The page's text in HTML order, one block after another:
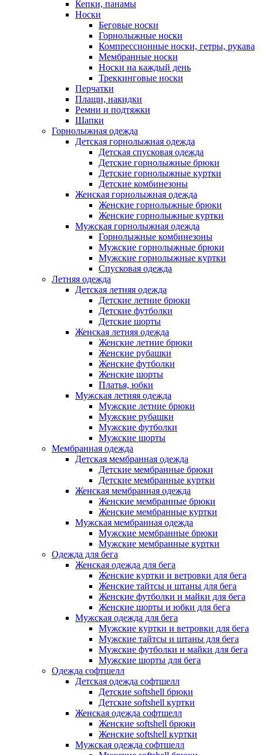
Кепки, панамы
Носки
Беговые носки
Горнолыжные носки
Компрессионные носки, гетры, рукава
Мембранные носки
Носки на каждый день
Треккинговые носки
Перчатки
Плащи, накидки
Ремни и подтяжки
Шапки
Горнолыжная одежда
Детская горнолыжная одежда
Детская спусковая одежда
Детские горнолыжные брюки
Детские горнолыжные куртки
Детские комбинезоны
Женская горнолыжная одежда
Женские горнолыжные брюки
Женские горнолыжные куртки
Мужская горнолыжная одежда
Горнолыжные комбинезоны
Мужские горнолыжные брюки
Мужские горнолыжные куртки
Спусковая одежда
Летняя одежда
Детская летняя одежда
Детские летние брюки
Детские футболки
Детские шорты
Женская летняя одежда
Женские летние брюки
Женские рубашки
Женские футболки
Женские шорты
Платья, юбки
Мужская летняя одежда
Мужские летние брюки
Мужские рубашки
Мужские футболки
Мужские шорты
Мембранная одежда
Детская мембранная одежда
Детские мембранные брюки
Детские мембранные куртки
Женская мембранная одежда
Женские мембранные брюки
Женские мембранные куртки
Мужская мембранная одежда
Мужские мембранные брюки
Мужские мембранные куртки
Одежда для бега
Женская одежда для бега
Женские куртки и ветровки для бега
Женские тайтсы и штаны для бега
Женские футболки и майки для бега
Женские шорты и юбки для бега
Мужская одежда для бега
Мужские куртки и ветровки для бега
Мужские тайтсы и штаны для бега
Мужские футболки и майки для бега
Мужские шорты для бега
Одежда софтшелл
Детская одежда софтшелл
Детские softshell брюки
Детские softshell куртки
Женская одежда софтшелл
Женские softshell брюки
Женские softshell куртки
Мужская одежда софтшелл